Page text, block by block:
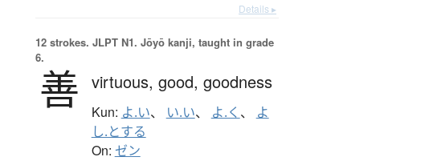
Details ▸
12 strokes. JLPT N1. Jōyō kanji, taught in grade
6.
善 virtuous, good, goodness
Kun: よ.い、 い.い、 よ.く 、
よ
し.とする
On: ゼン